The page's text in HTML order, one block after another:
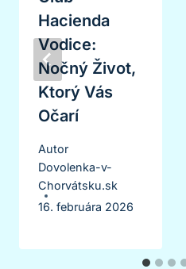
Hacienda
Vodice:
Nočný Život,
Ktorý Vás
Očarí
Autor
Dovolenka-v-
Chorvátsku.sk
16. februára 2026